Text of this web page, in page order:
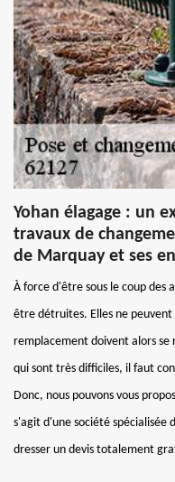
Yohan élagage : un
travaux de
de Marquay et ses
À force d'être sous le coup des
être détruites. Elles ne peuvent
remplacement doivent alors se
qui sont très difficiles, il faut
Donc, nous pouvons vous
s'agit d'une société spécialisée
dresser un devis totalement